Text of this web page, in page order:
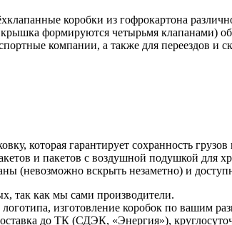
коробки из гофрокартона
формируются четырьмя клапанами)
компании, а также для переездов и
которая гарантирует сохранность
и пакетов с воздушной подушкой
(невозможно вскрыть незаметно) и
так как мы сами производители.
изготовление коробок по вашим
до ТК (СДЭК, «Энергия»),